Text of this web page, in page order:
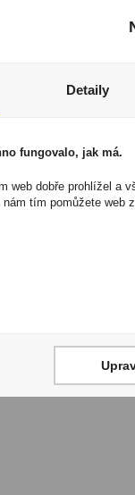
ks
Detaily
fungovalo, jak má.
web dobře prohlížel a
tím pomůžete web